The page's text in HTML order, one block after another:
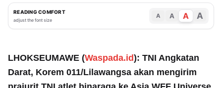
READING COMFORT
adjust the font size
A A A A
LHOKSEUMAWE (Waspada.id): TNI Angkatan
Darat, Korem 011/Lilawangsa akan mengirim